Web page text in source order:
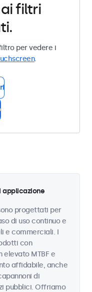
filtri
per vedere i
.
applicazione
progettati per
di uso continuo e
e commerciali. I
con
elevato MTBF e
affidabile, anche
di
pubblici. Offriamo